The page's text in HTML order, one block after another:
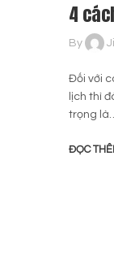
4
By
Đối với
lịch thì
trọng
ĐỌC